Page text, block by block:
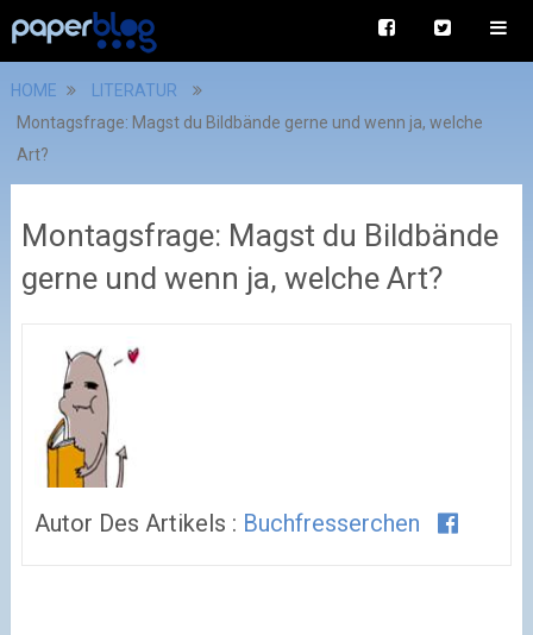
HOME
LITERATUR
Montagsfrage: Magst du Bildbände gerne und wenn ja, welche
Art?
Montagsfrage: Magst du Bildbände
gerne und wenn ja, welche Art?
Autor Des Artikels : Buchfresserchen